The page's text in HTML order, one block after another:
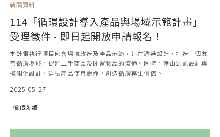
新聞資料
114「循環設計導入產品與場域示範計畫」
受理徵件 - 即日起開放申請報名！
本計畫執行項目包含場域改造及產品示範，旨在透過設計，打造一個友
善循環場域，促進二手商品及閒置物品的流通。同時，藉由源頭設計與
模組化設計，延長產品使用壽命，創造循環再生價值。
2025-05-27
循環永續